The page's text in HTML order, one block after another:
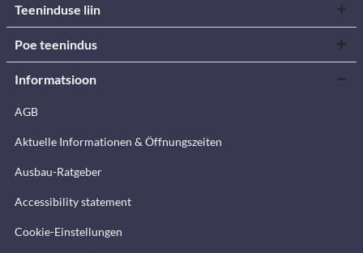
Teeninduse liin
Poe teenindus
Informatsioon
AGB
Aktuelle Informationen & Öffnungszeiten
Ausbau-Ratgeber
Accessibility statement
Cookie-Einstellungen